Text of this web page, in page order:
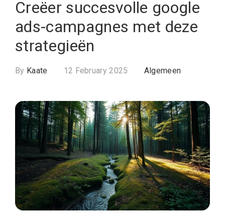
Creëer succesvolle google
ads-campagnes met deze
strategieën
By Kaate 12 February 2025 Algemeen